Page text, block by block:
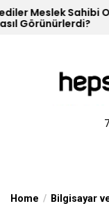
Skip
to
Home
Bilgisayar